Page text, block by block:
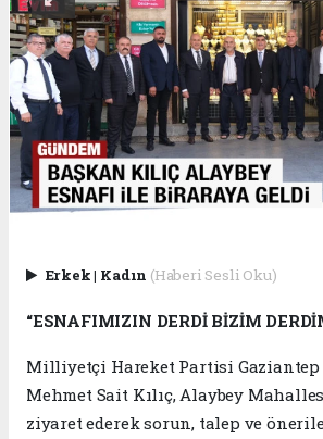
Erkek| Kadın (Haberi Sesli Oku)
“ESNAFIMIZIN DERDİ BİZİM
Milliyetçi Hareket Partisi Gaziantep
Mehmet Sait Kılıç, Alaybey
ziyaret ederek sorun, talep ve